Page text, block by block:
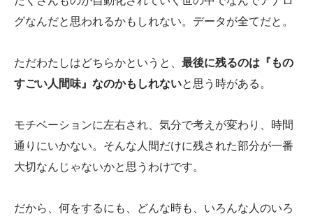
グなんだと思われるかもしれない。データが全てだと。
ただわたしはどちらかというと、 最後に残るのは『もの
すごい人間味』なのかもしれないと思う時がある。
モチベーションに左右され、気分で考えが変わり、時間
通りにいかない。そんな人間だけに残された部分が一番
大切なんじゃないかと思うわけです。
だから、何をするにも、どんな時も、いろんな人のいろ